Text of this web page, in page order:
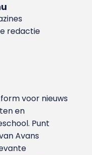
redactie
voor nieuws
en
Punt
Avans